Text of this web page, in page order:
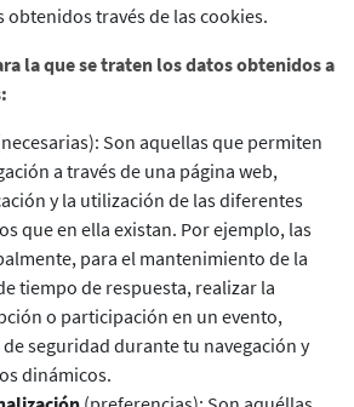
obtenidos través de las cookies.
la que se traten los datos obtenidos a
Son aquellas que permiten
a través de una página web,
y la utilización de las diferentes
que en ella existan. Por ejemplo, las
para el mantenimiento de la
tiempo de respuesta, realizar la
o participación en un evento,
seguridad durante tu navegación y
dinámicos.